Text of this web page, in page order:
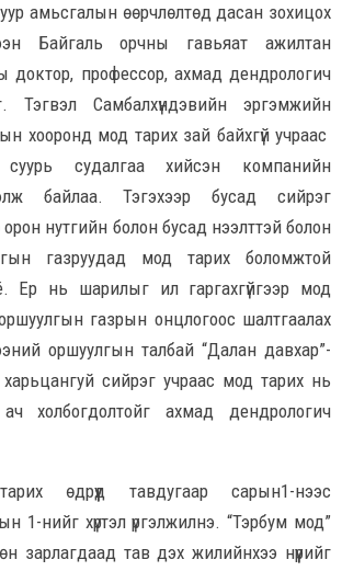
уур амьсгалын өөрчлөлтөд дасан зохицох
Байгаль орчны гавьяат ажилтан
доктор, профессор, ахмад дендрологич
Тэгвэл Самбалхүндэвийн эргэмжийн
хооронд мод тарих зай байхгүй учраас
судалгаа хийсэн компанийн
байлаа. Тэгэхээр бусад сийрэг
нутгийн болон бусад нээлттэй болон
газруудад мод тарих боломжтой
Ер нь шарилыг ил гаргахгүйгээр мод
газрын онцлогоос шалтгаалах
оршуулгын талбай “Далан давхар”-
харьцангуй сийрэг учраас мод тарих нь
холбогдолтойг ахмад дендрологич
өдрүүд тавдугаар сарын1-нээс
1-нийг хүртэл үргэлжилнэ. “Тэрбум мод”
зарлагдаад тав дэх жилийнхээ нүүрийг